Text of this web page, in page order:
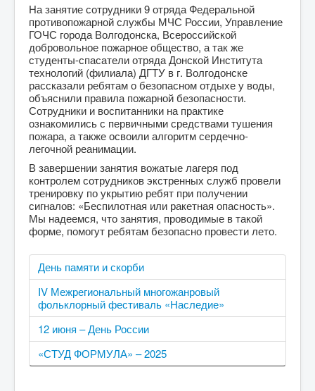
На занятие сотрудники 9 отряда Федеральной
противопожарной службы МЧС России, Управление
ГОЧС города Волгодонска, Всероссийской
добровольное пожарное общество, а так же
студенты-спасатели отряда Донской Института
технологий (филиала) ДГТУ в г. Волгодонске
рассказали ребятам о безопасном отдыхе у воды,
объяснили правила пожарной безопасности.
Сотрудники и воспитанники на практике
ознакомились с первичными средствами тушения
пожара, а также освоили алгоритм сердечно-
легочной реанимации.
В завершении занятия вожатые лагеря под
контролем сотрудников экстренных служб провели
тренировку по укрытию ребят при получении
сигналов: «Беспилотная или ракетная опасность».
Мы надеемся, что занятия, проводимые в такой
форме, помогут ребятам безопасно провести лето.
День памяти и скорби
IV Межрегиональный многожанровый
фольклорный фестиваль «Наследие»
12 июня – День России
«СТУД ФОРМУЛА» – 2025